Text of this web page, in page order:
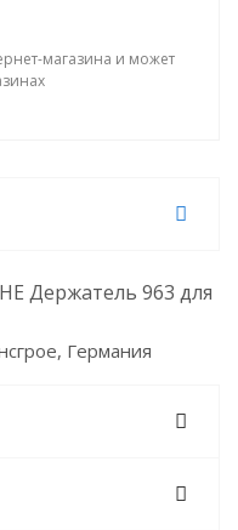
магазина и может
Держатель 963 для
Германия